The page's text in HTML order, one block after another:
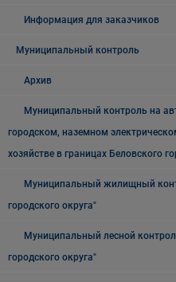
Информация для заказчиков
Муниципальный контроль
Архив
Муниципальный контроль на
городском, наземном
хозяйстве в границах Беловского
Муниципальный жилищный
городского округа"
Муниципальный лесной
городского округа"